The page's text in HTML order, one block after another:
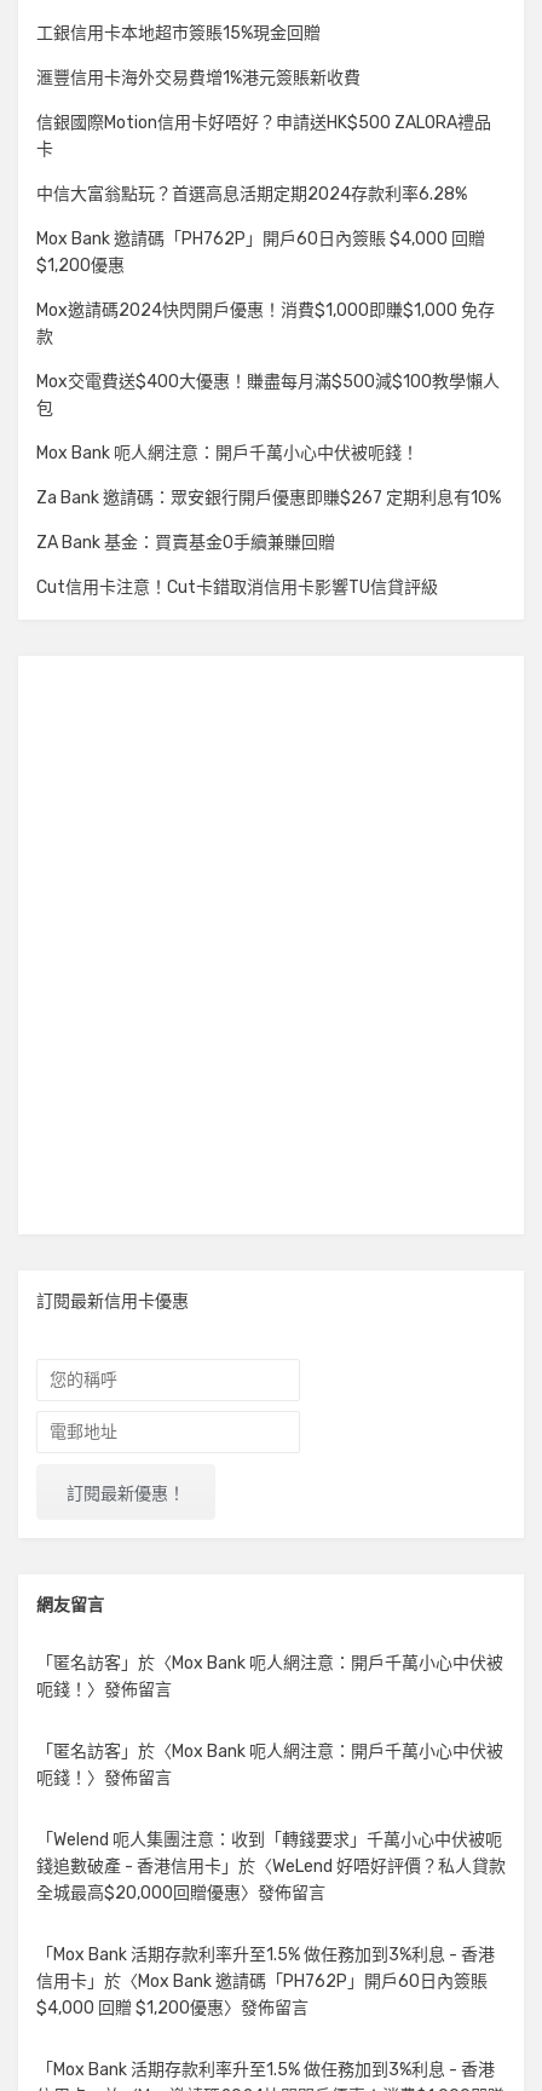
工銀信用卡本地超市簽賬15%現金回贈
滙豐信用卡海外交易費增1%港元簽賬新收費
信銀國際Motion信用卡好唔好？申請送HK$500 ZALORA禮品
卡
中信大富翁點玩？首選高息活期定期2024存款利率6.28%
Mox Bank 邀請碼「PH762P」開戶60日內簽賬 $4,000 回贈
$1,200優惠
Mox邀請碼2024快閃開戶優惠！消費$1,000即賺$1,000 免存
款
Mox交電費送$400大優惠！賺盡每月滿$500減$100教學懶人
包
Mox Bank 呃人網注意：開戶千萬小心中伏被呃錢！
Za Bank 邀請碼：眾安銀行開戶優惠即賺$267 定期利息有10%
ZA Bank 基金：買賣基金0手續兼賺回贈
Cut信用卡注意！Cut卡錯取消信用卡影響TU信貸評級
訂閱最新信用卡優惠
網友留言
「匿名訪客」於〈Mox Bank 呃人網注意：開戶千萬小心中伏被
呃錢！ 〉發佈留言
「匿名訪客」於〈Mox Bank 呃人網注意：開戶千萬小心中伏被
呃錢！ 〉發佈留言
「Welend 呃人集團注意：收到「轉錢要求」千萬小心中伏被呃
錢追數破產 - 香港信用卡」於〈WeLend 好唔好評價？私人貸款
全城最高$20,000回贈優惠〉發佈留言
「 Mox Bank 活期存款利率升至1.5% 做任務加到3%利息 - 香港
信用卡」於〈Mox Bank 邀請碼「PH762P」開戶60日內簽賬
$4,000 回贈 $1,200優惠〉發佈留言
「 Mox Bank 活期存款利率升至1.5% 做任務加到3%利息 - 香港